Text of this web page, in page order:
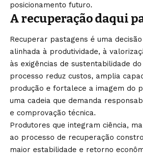
posicionamento futuro.
A recuperação daqui
Recuperar pastagens é uma
alinhada à produtividade, à
às exigências de sustentabilidade
processo reduz custos, amplia
produção e fortalece a imagem do
uma cadeia que demanda
e comprovação técnica.
Produtores que integram ciência,
ao processo de recuperação
maior estabilidade e retorno